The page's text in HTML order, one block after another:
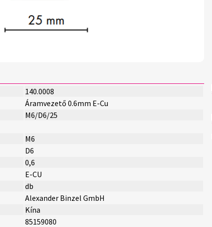
140.0008
Áramvezető 0.6mm E-Cu
M6/D6/25
M6
D6
0,6
E-CU
db
Alexander Binzel GmbH
Kína
85159080